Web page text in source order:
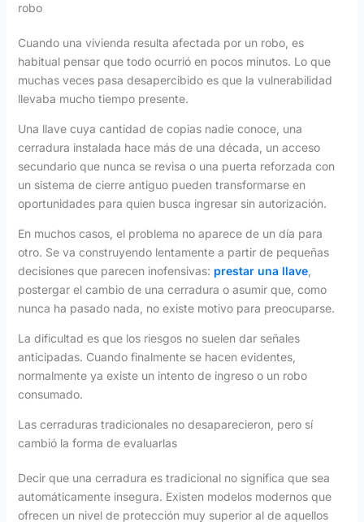
robo
Cuando una vivienda resulta afectada por un robo, es
habitual pensar que todo ocurrió en pocos minutos. Lo que
muchas veces pasa desapercibido es que la vulnerabilidad
llevaba mucho tiempo presente.
Una llave cuya cantidad de copias nadie conoce, una
cerradura instalada hace más de una década, un acceso
secundario que nunca se revisa o una puerta reforzada con
un sistema de cierre antiguo pueden transformarse en
oportunidades para quien busca ingresar sin autorización.
En muchos casos, el problema no aparece de un día para
otro. Se va construyendo lentamente a partir de pequeñas
decisiones que parecen inofensivas: prestar una llave,
postergar el cambio de una cerradura o asumir que, como
nunca ha pasado nada, no existe motivo para preocuparse.
La dificultad es que los riesgos no suelen dar señales
anticipadas. Cuando finalmente se hacen evidentes,
normalmente ya existe un intento de ingreso o un robo
consumado.
Las cerraduras tradicionales no desaparecieron, pero sí
cambió la forma de evaluarlas
Decir que una cerradura es tradicional no significa que sea
automáticamente insegura. Existen modelos modernos que
ofrecen un nivel de protección muy superior al de aquellos